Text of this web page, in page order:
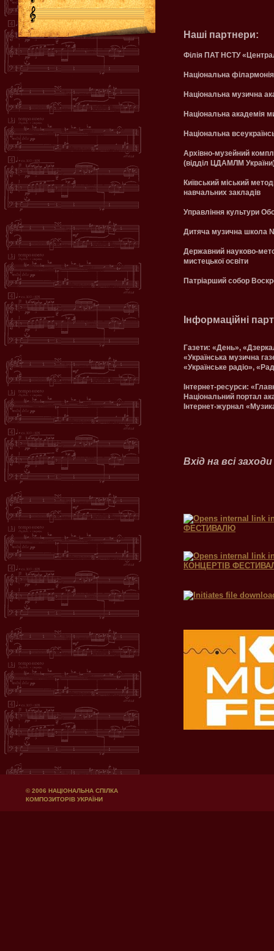
Наші партнери:
Філія ПАТ НСТУ
Національна
Національна музична
Національна академія
Національна
Архівно-музейний
(відділ ЦДАМЛМ
Київський міський
навчальних закладів
Управління культури
Дитяча музична школа
Державний науково-
мистецької освіти
Патріарший собор
Інформаційні
Газети: «День»,
«Українська музична
«Українське радіо»,
Інтернет-ресурси:
Національний портал
Інтернет-журнал
Вхід на всі
ФЕСТИВАЛЮ
КОНЦЕРТІВ
© 2006 НАЦІОНАЛЬНА СПІЛКА
КОМПОЗИТОРІВ УКРАЇНИ